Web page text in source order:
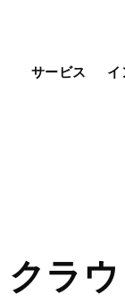
サービス イ
ラ